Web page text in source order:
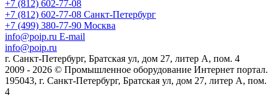
+7 (812) 602-77-08
+7 (812) 602-77-08 Санкт-Петербург
+7 (499) 380-77-90 Москва
info@poip.ru E-mail
info@poip.ru
г. Санкт-Петербург, Братская ул, дом 27, литер А, пом. 4
2009 - 2026 © Промышленное оборудование Интернет портал.
195043, г. Санкт-Петербург, Братская ул, дом 27, литер А, пом.
4